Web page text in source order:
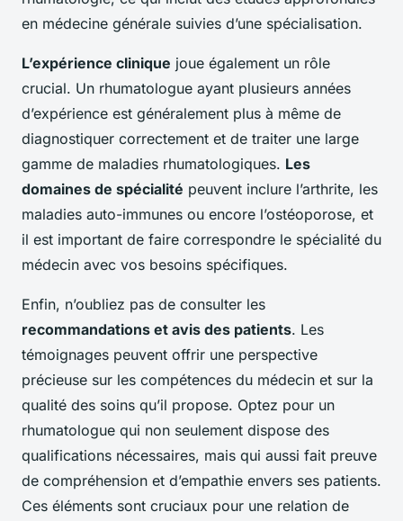
en médecine générale suivies d’une spécialisation.
L’expérience clinique joue également un rôle
crucial. Un rhumatologue ayant plusieurs années
d’expérience est généralement plus à même de
diagnostiquer correctement et de traiter une large
gamme de maladies rhumatologiques. Les
domaines de spécialité peuvent inclure l’arthrite, les
maladies auto-immunes ou encore l’ostéoporose, et
il est important de faire correspondre le spécialité du
médecin avec vos besoins spécifiques.
Enfin, n’oubliez pas de consulter les
recommandations et avis des patients. Les
témoignages peuvent offrir une perspective
précieuse sur les compétences du médecin et sur la
qualité des soins qu’il propose. Optez pour un
rhumatologue qui non seulement dispose des
qualifications nécessaires, mais qui aussi fait preuve
de compréhension et d’empathie envers ses patients.
Ces éléments sont cruciaux pour une relation de